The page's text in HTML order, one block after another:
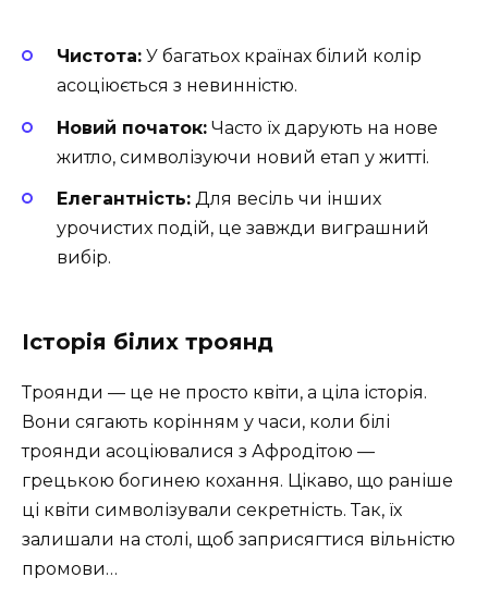
Чистота: У багатьох країнах білий колір
асоціюється з невинністю.
Новий початок: Часто їх дарують на нове
житло, символізуючи новий етап у житті.
Елегантність: Для весіль чи інших
урочистих подій, це завжди виграшний
вибір.
Історія білих троянд
Троянди — це не просто квіти, а ціла історія.
Вони сягають корінням у часи, коли білі
троянди асоціювалися з Афродітою —
грецькою богинею кохання. Цікаво, що раніше
ці квіти символізували секретність. Так, їх
залишали на столі, щоб заприсягтися вільністю
промови…